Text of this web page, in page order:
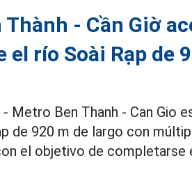
Thành - Cần Giờ
el río Soài Rạp de
- Metro Ben Thanh - Can Gio
de 920 m de largo con
el objetivo de completarse